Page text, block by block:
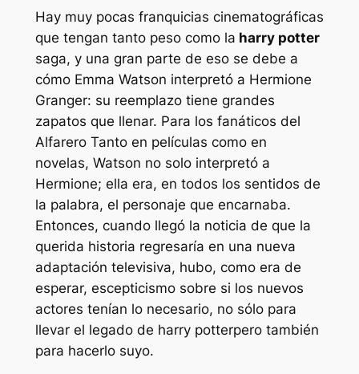
Hay muy pocas franquicias cinematográficas
que tengan tanto peso como la harry potter
saga, y una gran parte de eso se debe a
cómo Emma Watson interpretó a Hermione
Granger: su reemplazo tiene grandes
zapatos que llenar. Para los fanáticos del
AlfareroTanto en películas como en
novelas, Watson no solo interpretó a
Hermione; ella era, en todos los sentidos de
la palabra, el personaje que encarnaba.
Entonces, cuando llegó la noticia de que la
querida historia regresaría en una nueva
adaptación televisiva, hubo, como era de
esperar, escepticismo sobre si los nuevos
actores tenían lo necesario, no sólo para
llevar el legado de harry potterpero también
para hacerlo suyo.